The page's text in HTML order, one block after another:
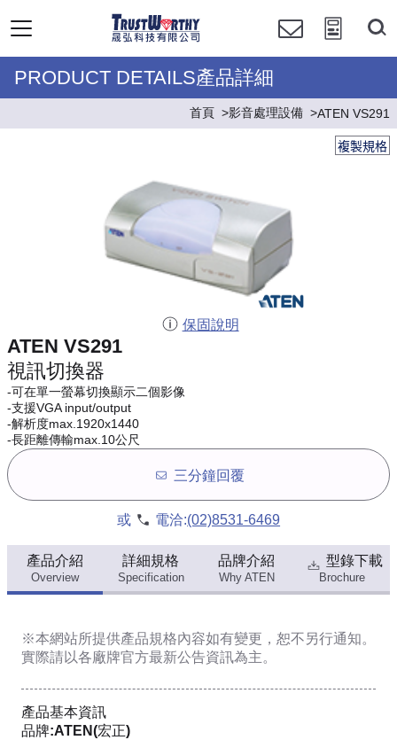
PRODUCT DETAILS產品詳細
首頁 影音處理設備 ATEN VS291
複製規格
保固說明
ATEN VS291
視訊切換器
-可在單一螢幕切換顯示二個影像
-支援VGA input/output
-解析度max.1920x1440
-長距離傳輸max.10公尺
三分鐘回覆
或 電洽:(02)8531-6469
產品介紹
Overview
詳細規格
Specification
品牌介紹
Why ATEN
型錄下載
Brochure
※本網站所提供產品規格內容如有變更，恕不另行通知。
實際請以各廠牌官方最新公告資訊為主。
產品基本資訊
品牌:ATEN(宏正)